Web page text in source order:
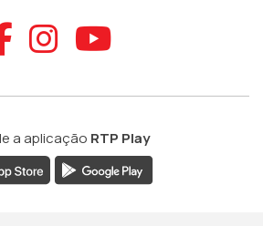
Aceder ao
Aceder ao
Aceder
a aplicação RTP Play